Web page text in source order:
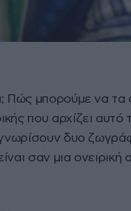
Πώς μπορούμε να
που αρχίζει
δυο
σαν μια